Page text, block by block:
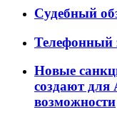
Судебный
Телефонный
Новые
создают для
возможности